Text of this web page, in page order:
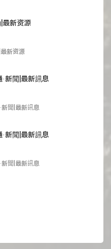
新资源
新资源
新聞|最新訊息
新聞|最新訊息
新聞|最新訊息
新聞|最新訊息